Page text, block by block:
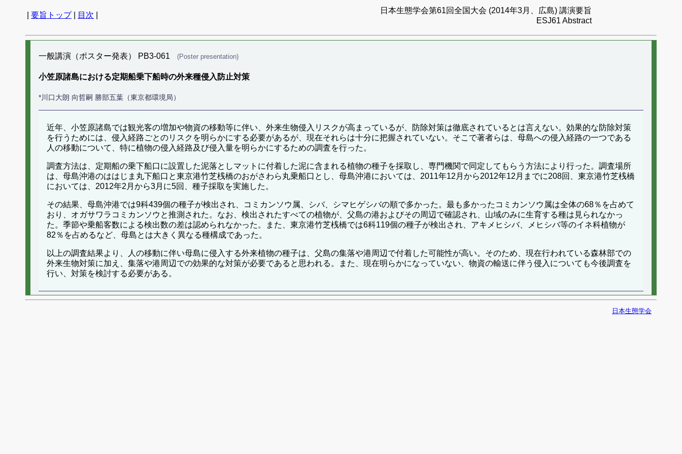
要旨トップ| 目次
日本生態学会第61回全国大会 (2014年3月、広島) 講演要旨
ESJ61 Abstract
一般講演（ポスター発表） PB3-061 (Poster presentation)
小笠原諸島における定期船乗下船時の外来種侵入防止対策
*川口大朗 向哲嗣 勝部五葉（東京都環境局）
近年、小笠原諸島では観光客の増加や物資の移動等に伴い、外来生物侵入リスクが高まっているが、防除対策は徹底されているとは言えない。効果的な防除対策
を行うためには、侵入経路ごとのリスクを明らかにする必要があるが、現在それらは十分に把握されていない。そこで著者らは、母島への侵入経路の一つである
人の移動について、特に植物の侵入経路及び侵入量を明らかにするための調査を行った。
調査方法は、定期船の乗下船口に設置した泥落としマットに付着した泥に含まれる植物の種子を採取し、専門機関で同定してもらう方法により行った。調査場所
は、母島沖港のははじま丸下船口と東京港竹芝桟橋のおがさわら丸乗船口とし、母島沖港においては、2011年12月から2012年12月までに208回、東京港竹芝桟橋
においては、2012年2月から3月に5回、種子採取を実施した。
その結果、母島沖港では9科439個の種子が検出され、コミカンソウ属、シバ、シマヒゲシバの順で多かった。最も多かったコミカンソウ属は全体の68％を占めて
おり、オガサワラコミカンソウと推測された。なお、検出されたすべての植物が、父島の港およびその周辺で確認され、山域のみに生育する種は見られなかっ
た。季節や乗船客数による検出数の差は認められなかった。また、東京港竹芝桟橋では6科119個の種子が検出され、アキメヒシバ、メヒシバ等のイネ科植物が
82％を占めるなど、母島とは大きく異なる種構成であった。
以上の調査結果より、人の移動に伴い母島に侵入する外来植物の種子は、父島の集落や港周辺で付着した可能性が高い。そのため、現在行われている森林部での
外来生物対策に加え、集落や港周辺での効果的な対策が必要であると思われる。また、現在明らかになっていない、物資の輸送に伴う侵入についても今後調査を
行い、対策を検討する必要がある。
日本生態学会